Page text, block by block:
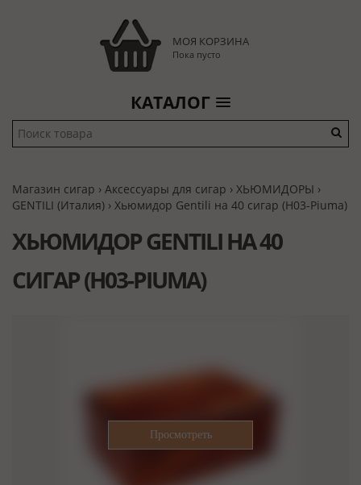
МОЯ КОРЗИНА
Пока пусто
КАТАЛОГ
Магазин сигар › Аксессуары для сигар › ХЬЮМИДОРЫ ›
GENTILI (Италия) › Хьюмидор Gentili на 40 сигар (H03-Piuma)
ХЬЮМИДОР GENTILI НА 40
СИГАР (H03-PIUMA)